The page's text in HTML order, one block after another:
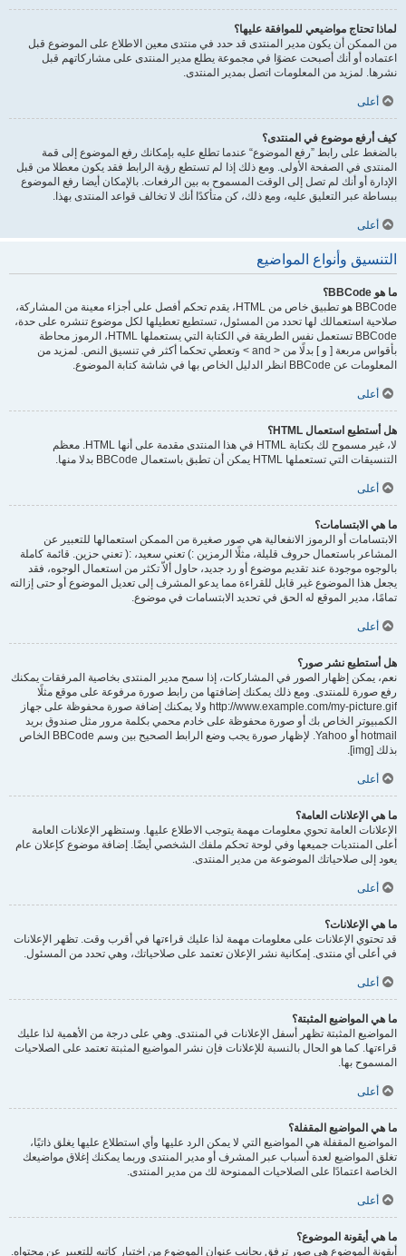
لماذا تحتاج مواضيعي للموافقة عليها؟
من الممكن أن يكون مدير المنتدى قد حدد في منتدى معين الاطلاع على الموضوع قبل
اعتماده أو أنك أصبحت عضوًا في مجموعة يطلع مدير المنتدى على مشاركاتهم قبل
نشرها. لمزيد من المعلومات اتصل بمدير المنتدى.
أعلى
كيف أرفع موضوع في المنتدى؟
بالضغط على رابط ”رفع الموضوع“ عندما تطلع عليه بإمكانك رفع الموضوع إلى قمة
المنتدى في الصفحة الأولى. ومع ذلك إذا لم تستطع رؤية الرابط فقد يكون معطلا من قبل
الإدارة أو أنك لم تصل إلى الوقت المسموح به بين الرفعات. بالإمكان أيضا رفع الموضوع
ببساطة عبر التعليق عليه، ومع ذلك، كن متأكدًا أنك لا تخالف قواعد المنتدى بهذا.
أعلى
التنسيق وأنواع المواضيع
ما هو BBCode؟
BBCode هو تطبيق خاص من HTML، يقدم تحكم أفصل على أجزاء معينة من المشاركة،
صلاحية استعمالك لها تحدد من المسئول، تستطيع تعطيلها لكل موضوع تنشره على حدة،
BBCode تستعمل نفس الطريقة في الكتابة التي يستعملها HTML، الرموز محاطة
بأقواس مربعة [ و ] بدلًا من < and > وتعطي تحكما أكثر في تنسيق النص. لمزيد من
المعلومات عن BBCode انظر الدليل الخاص بها في شاشة كتابة الموضوع.
أعلى
هل أستطيع استعمال HTML؟
لا، غير مسموح لك بكتابة HTML في هذا المنتدى مقدمة على أنها HTML. معظم
التنسيقات التي تستعملها HTML يمكن أن تطبق باستعمال BBCode بدلا منها.
أعلى
ما هي الابتسامات؟
الابتسامات أو الرموز الانفعالية هي صور صغيرة من الممكن استعمالها للتعبير عن
المشاعر باستعمال حروف قليلة، مثلًا الرمزين :) تعني سعيد، :( تعني حزين. قائمة كاملة
بالوجوه موجودة عند تقديم موضوع أو رد جديد، حاول ألاّ تكثر من استعمال الوجوه، فقد
يجعل هذا الموضوع غير قابل للقراءة مما يدعو المشرف إلى تعديل الموضوع أو حتى إزالته
تمامًا، مدير الموقع له الحق في تحديد الابتسامات في موضوع.
أعلى
هل أستطيع نشر صور؟
نعم، يمكن إظهار الصور في المشاركات، إذا سمح مدير المنتدى بخاصية المرفقات يمكنك
رفع صورة للمنتدى. ومع ذلك يمكنك إضافتها من رابط صورة مرفوعة على موقع مثلًا
http://www.example.com/my-picture.gif ولا يمكنك إضافة صورة محفوظة على جهاز
الكمبيوتر الخاص بك أو صورة محفوظة على خادم محمي بكلمة مرور مثل صندوق بريد
hotmail أو Yahoo. لإظهار صورة يجب وضع الرابط الصحيح بين وسم BBCode الخاص
بذلك [img].
أعلى
ما هي الإعلانات العامة؟
الإعلانات العامة تحوي معلومات مهمة يتوجب الاطلاع عليها. وستظهر الإعلانات العامة
أعلى المنتديات جميعها وفي لوحة تحكم ملفك الشخصي أيضًا. إضافة موضوع كإعلان عام
يعود إلى صلاحياتك الموضوعة من مدير المنتدى.
أعلى
ما هي الإعلانات؟
قد تحتوي الإعلانات على معلومات مهمة لذا عليك قراءتها في أقرب وقت. تظهر الإعلانات
في أعلى أي منتدى. إمكانية نشر الإعلان تعتمد على صلاحياتك، وهي تحدد من المسئول.
أعلى
ما هي المواضيع المثبتة؟
المواضيع المثبتة تظهر أسفل الإعلانات في المنتدى. وهي على درجة من الأهمية لذا عليك
قراءتها. كما هو الحال بالنسبة للإعلانات فإن نشر المواضيع المثبتة تعتمد على الصلاحيات
المسموح بها.
أعلى
ما هي المواضيع المقفلة؟
المواضيع المقفلة هي المواضيع التي لا يمكن الرد عليها وأي استطلاع عليها يغلق ذاتيًا،
تغلق المواضيع لعدة أسباب عبر المشرف أو مدير المنتدى وربما يمكنك إغلاق مواضيعك
الخاصة اعتمادًا على الصلاحيات الممنوحة لك من مدير المنتدى.
أعلى
ما هي أيقونة الموضوع؟
أيقونة الموضوع هي صور ترفق بجانب عنوان الموضوع من اختيار كاتبه للتعبير عن محتواه.